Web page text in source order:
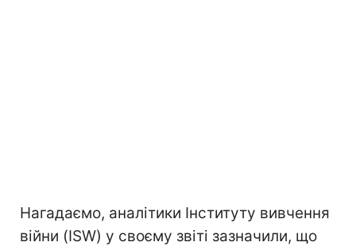
Нагадаємо, аналітики Інституту вивчення
війни (ISW) у своєму звіті зазначили, що